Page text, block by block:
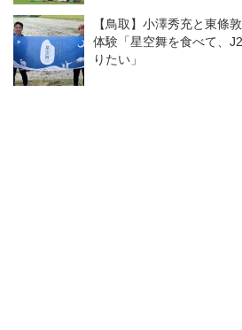
【鳥取】小澤秀充と東條
体験「星空舞を食べて、
りたい」